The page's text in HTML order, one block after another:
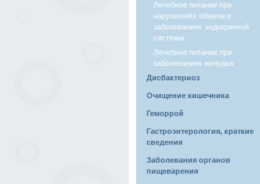
Лечебное питание при
нарушениях обмена и
заболеваниях эндокринной
системы
Лечебное питание при
заболеваниях желудка
Дисбактериоз
Очищение кишечника
Геморрой
Гастроэнтерология, краткие
сведения
Заболевания органов
пищеварения